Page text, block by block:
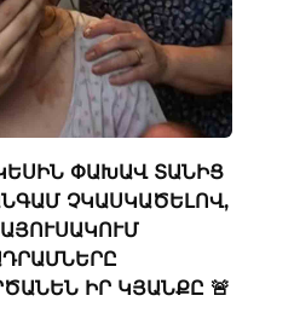
ՓԱԽԱՎ ՏԱՆԻՑ
ՉԿԱՍԿԱԾԵԼՈՎ,
ԻՐ ԿՅԱՆՔԸ 🚨